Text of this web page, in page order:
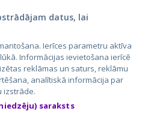
CVbankas.lt
Kainos.lt
Paslaugos.lt
auto24.ee
Osta.ee
datus, lai
Ierīces parametru aktīva
Informācijas ievietošana ierīcē
reklāmas un saturs, reklāmu
analītiskā informācija par
izstrāde.
saraksts